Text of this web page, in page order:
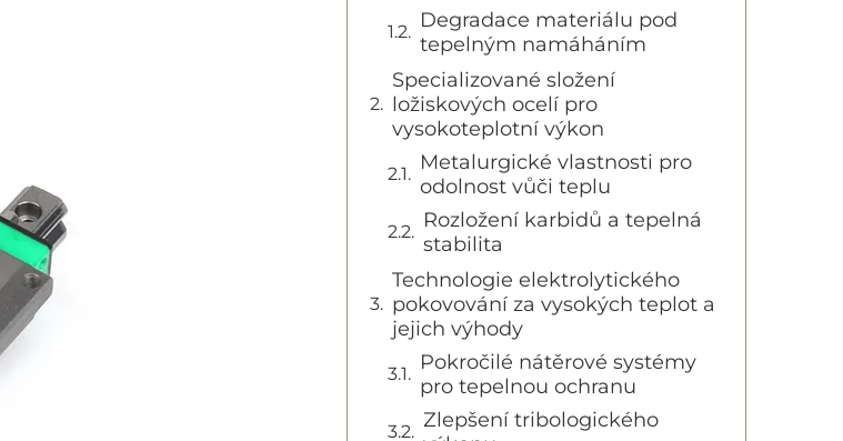
Degradace materiálu pod
tepelným namáháním
Specializované složení
ložiskových ocelí pro
vysokoteplotní výkon
Metalurgické vlastnosti pro
odolnost vůči teplu
Rozložení karbidů a tepelná
stabilita
Technologie elektrolytického
pokovování za vysokých teplot a
jejich výhody
Pokročilé nátěrové systémy
pro tepelnou ochranu
Zlepšení tribologického